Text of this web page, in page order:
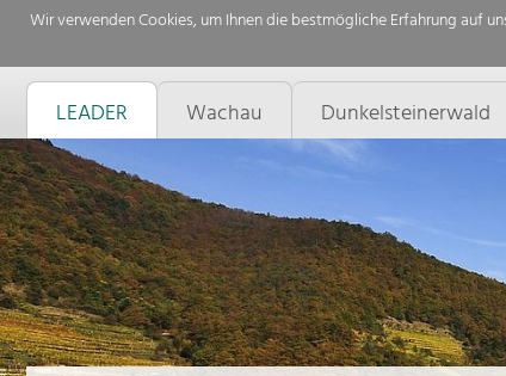
Wir verwenden Cookies, um Ihnen die bestmögliche Erfahrung auf
LEADER Wachau Dunkelsteinerwald